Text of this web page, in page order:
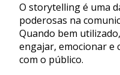
O storytelling é uma
poderosas na
Quando bem
engajar, emocionar e
com o público.